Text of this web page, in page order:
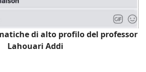
di alto profilo del professor
Lahouari Addi